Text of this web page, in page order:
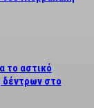
το αστικό
δέντρων στο